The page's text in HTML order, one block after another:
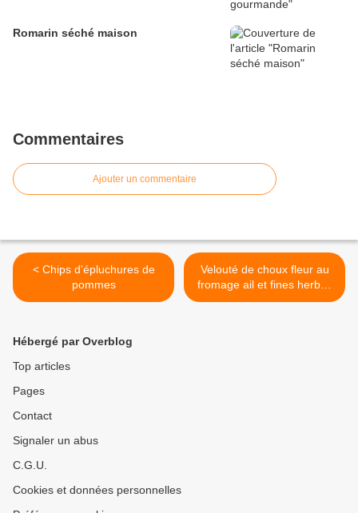
Romarin séché maison
Commentaires
Ajouter un commentaire
< Chips d'épluchures de
pommes
Velouté de choux fleur au
fromage ail et fines herbes
>
Hébergé par Overblog
Top articles
Pages
Contact
Signaler un abus
C.G.U.
Cookies et données personnelles